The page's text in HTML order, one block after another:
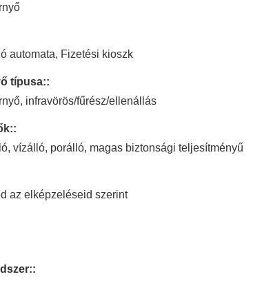
automata, Fizetési kioszk
típusa::
infravörös/fűrész/ellenállás
vízálló, porálló, magas biztonsági teljesítményű
az elképzeléseid szerint